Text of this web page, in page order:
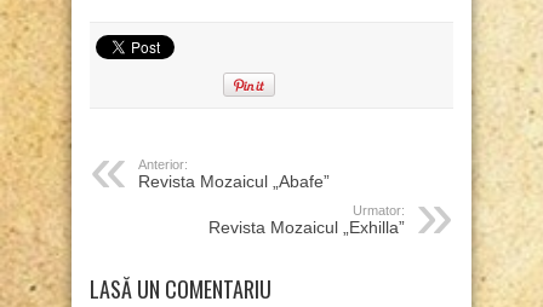
Anterior:
Revista Mozaicul „Abafe”
Urmator:
Revista Mozaicul „Exhilla”
LASĂ UN COMENTARIU